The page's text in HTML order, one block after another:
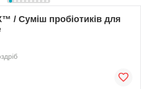
/ Суміш пробіотиків для